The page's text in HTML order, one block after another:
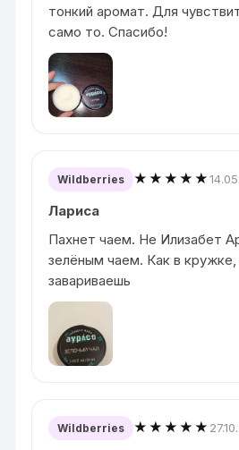
тонкий аромат. Для
само то. Спасибо!
Wildberries ★★★★★
Лариса
Пахнет чаем. Не Илизабет
зелёным чаем. Как в кружке,
завариваешь
Wildberries ★★★★★